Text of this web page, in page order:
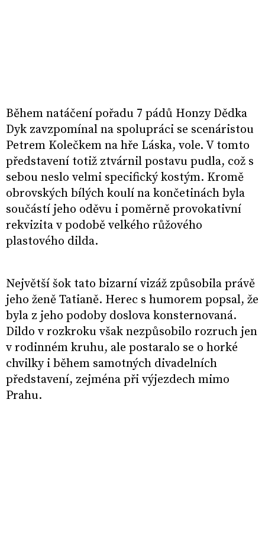
Během natáčení pořadu 7 pádů Honzy Dědka
Dyk zavzpomínal na spolupráci se scenáristou
Petrem Kolečkem na hře Láska, vole. V tomto
představení totiž ztvárnil postavu pudla, což s
sebou neslo velmi specifický kostým. Kromě
obrovských bílých koulí na končetinách byla
součástí jeho oděvu i poměrně provokativní
rekvizita v podobě velkého růžového
plastového dilda.
Největší šok tato bizarní vizáž způsobila právě
jeho ženě Tatianě. Herec s humorem popsal, že
byla z jeho podoby doslova konsternovaná.
Dildo v rozkroku však nezpůsobilo rozruch jen
v rodinném kruhu, ale postaralo se o horké
chvilky i během samotných divadelních
představení, zejména při výjezdech mimo
Prahu.